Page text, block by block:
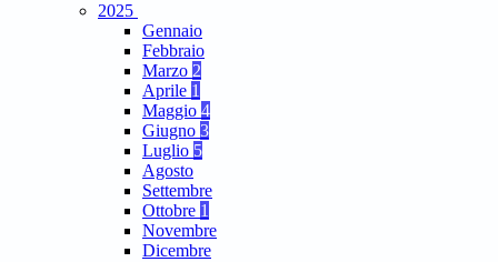
2025
Gennaio
Febbraio
Marzo 2
Aprile 1
Maggio 4
Giugno 3
Luglio 5
Agosto
Settembre
Ottobre 1
Novembre
Dicembre